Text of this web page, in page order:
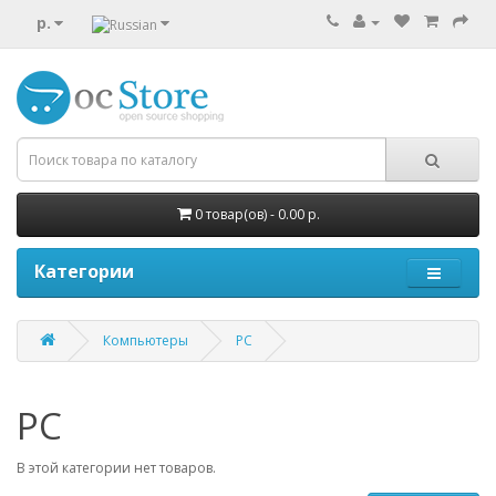
р.
0 товар(ов) - 0.00 р.
Категории
Компьютеры PC
PC
В этой категории нет товаров.